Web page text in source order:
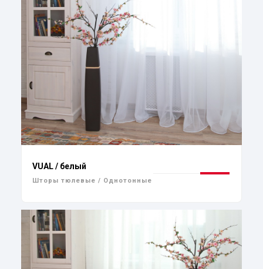
VUAL / белый
Шторы тюлевые / Однотонные